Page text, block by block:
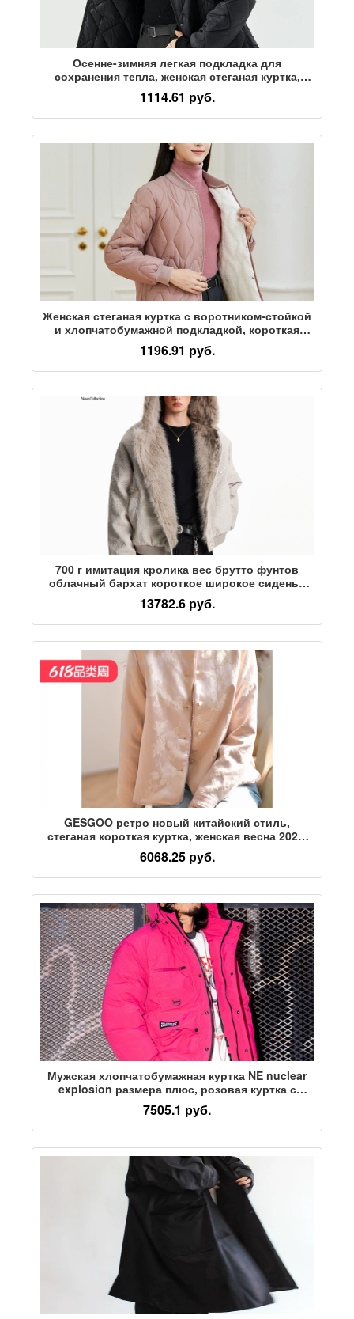
Осенне-зимняя легкая подкладка для
сохранения тепла, женская стеганая куртка,
стеганая куртка свободного кроя, студенческая
непромокаемая куртка плюс пуховик из хлопка
1114.61 руб.
Женская стеганая куртка с воротником-стойкой
и хлопчатобумажной подкладкой, короткая
толстая стеганая куртка с воротником-стойкой
и толстой стеганой курткой больших размеров
для среднего и пожилого возраста
1196.91 руб.
700 г имитация кролика вес брутто фунтов
облачный бархат короткое широкое сиденье
горная резьба хлопчатобумажная куртка
мужская зимняя плюс бархатная толстая
вышитая куртка с капюшоном
13782.6 руб.
GESGOO ретро новый китайский стиль,
стеганая короткая куртка, женская весна 2025,
новый дизайн, жаккардовая розовая маленькая
стеганая куртка
6068.25 руб.
Мужская хлопчатобумажная куртка NE nuclear
explosion размера плюс, розовая куртка с
капюшоном, мужская свободная уличная
осенне-зимняя толстая теплая куртка
7505.1 руб.